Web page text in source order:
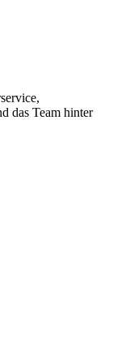
das Team hinter